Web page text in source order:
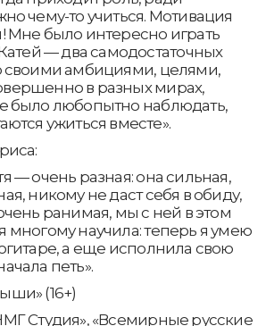
чему-то учиться. Мотивация
Мне было интересно играть
— два самодостаточных
своими амбициями, целями,
в разных мирах,
было любопытно наблюдать,
ужиться вместе».
— очень разная: она сильная,
никому не даст себя в обиду,
ранимая, мы с ней в этом
многому научила: теперь я умею
а еще исполнила свою
петь».
(16+)
Студия», «Всемирные русские